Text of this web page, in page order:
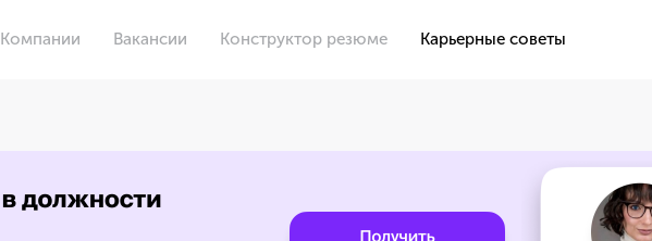
Компании Вакансии Конструктор резюме Карьерные советы